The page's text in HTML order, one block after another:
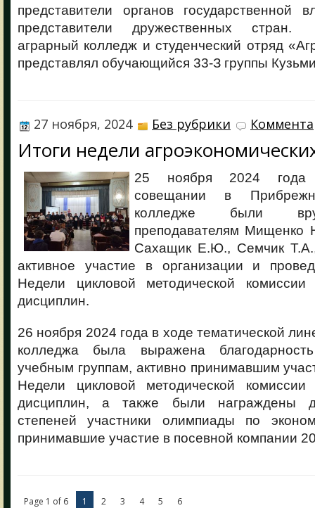
представители органов государственной
представители дружественных
аграрный колледж и студенческий отряд
представлял обучающийся 33-З группы
27 ноября, 2024 Без рубрики
Итоги недели
25 ноября 2024 года
совещании в
колледже были
преподавателям Мищенко
Сахащик Е.Ю., Семчик
активное участие в организации и
Недели цикловой методической комиссии
дисциплин.
26 ноября 2024 года в ходе тематической
колледжа была выражена
учебным группам, активно принимавшим
Недели цикловой методической комиссии
дисциплин, а также были награждены
степеней участники олимпиады по
принимавшие участие в посевной компании
Page 1 of 6 1 2 3 4 5 6